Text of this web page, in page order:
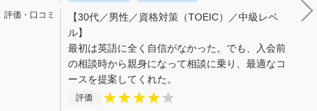
【30代／男性／資格対策（TOEIC）／中級レベ
ル】
最初は英語に全く自信がなかった。でも、入会前
の相談時から親身になって相談に乗り、最適なコ
ースを提案してくれた。
評価